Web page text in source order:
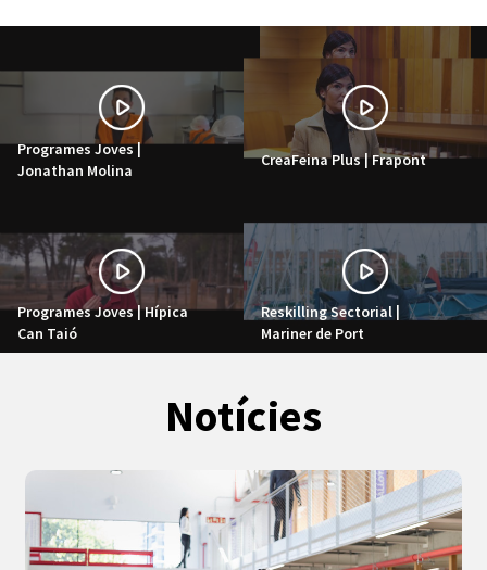
Programes Joves |
Jonathan Molina
CreaFeina Plus | Frapont
Programes Joves | Hípica
Can Taió
Reskilling Sectorial |
Mariner de Port
Notícies